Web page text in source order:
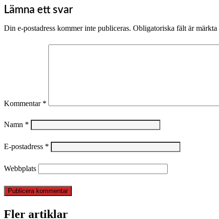
Lämna ett svar
Din e-postadress kommer inte publiceras. Obligatoriska fält är märkta
Kommentar *
Namn *
E-postadress *
Webbplats
Fler artiklar